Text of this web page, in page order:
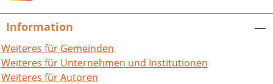
Verfolgung der Sinti und Roma in
Germersheim im Nationalsozialismus.
48 Seiten mit 12 Farb- und Schwarz-
Weiß-Abbildungen, Broschur. ISBN 978-
Information
Weiteres für Gemeinden
Weiteres für Unternehmen und Institutionen
Weiteres für Autoren